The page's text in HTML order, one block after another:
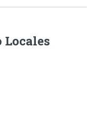
Locales